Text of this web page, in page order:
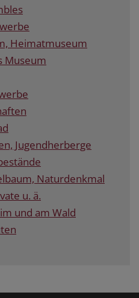
Heimatmuseum
Museum
Jugendherberge
Naturdenkmal
u. ä.
und am Wald